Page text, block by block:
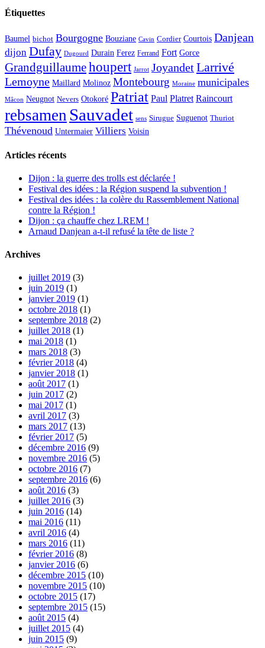
Étiquettes
Baumel bichot Bourgogne Bouziane Cavin Cordier Courtois Danjean
dijon Dufay Dugourd Durain Ferez Ferrand Fort Gorce
Grandguillaumehoupert Jarrot JoyandetLarrivé
Lemoyne Maillard Molinoz Montebourg Moraine municipales
Mâcon Neugnot Nevers Otokoré Patriat Paul Platret Raincourt
rebsamen Sauvadet sens Sirugue Suguenot Thuriot
Thévenoud Untermaier Villiers Voisin
Articles récents
Dijon : la guerre des trolls est déclarée !
Festival des idées : la Région suspend la subvention !
Festival des idées : la colère du Rassemblement National
contre la Région !
Dijon : ça chauffe chez LREM !
Arnaud Danjean a-t-il refusé la tête de liste ?
Archives
juillet 2019 (3)
juin 2019 (1)
janvier 2019 (1)
octobre 2018 (1)
septembre 2018 (2)
juillet 2018 (1)
mai 2018 (1)
mars 2018 (3)
février 2018 (4)
janvier 2018 (1)
août 2017 (1)
juin 2017 (2)
mai 2017 (1)
avril 2017 (3)
mars 2017 (13)
février 2017 (5)
décembre 2016 (9)
novembre 2016 (5)
octobre 2016 (7)
septembre 2016 (6)
août 2016 (3)
juillet 2016 (3)
juin 2016 (14)
mai 2016 (11)
avril 2016 (4)
mars 2016 (11)
février 2016 (8)
janvier 2016 (6)
décembre 2015 (10)
novembre 2015 (10)
octobre 2015 (17)
septembre 2015 (15)
août 2015 (4)
juillet 2015 (4)
juin 2015 (9)